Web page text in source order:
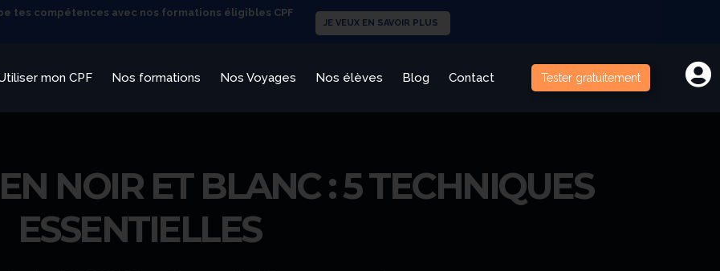
tes compétences avec nos formations éligibles CPF
JE VEUX EN SAVOIR PLUS
mon CPF Nos formations Nos Voyages Nos élèves Blog Contact Tester gratuitement
NOIR ET BLANC : 5 TECHNIQUES
ESSENTIELLES